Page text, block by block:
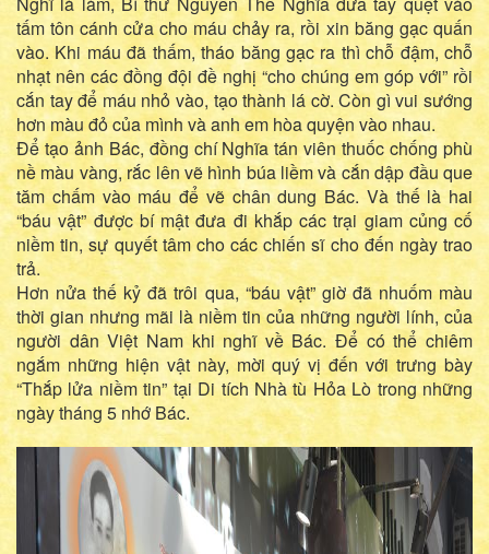
tấm tôn cánh cửa cho máu chảy ra, rồi xin băng gạc quấn
vào. Khi máu đã thấm, tháo băng gạc ra thì chỗ đậm, chỗ
nhạt nên các đồng đội đề nghị “cho chúng em góp với” rồi
cắn tay để máu nhỏ vào, tạo thành lá cờ. Còn gì vui sướng
hơn màu đỏ của mình và anh em hòa quyện vào nhau.
Để tạo ảnh Bác, đồng chí Nghĩa tán viên thuốc chống phù
nề màu vàng, rắc lên vẽ hình búa liềm và cắn dập đầu que
tăm chấm vào máu để vẽ chân dung Bác. Và thế là hai
“báu vật” được bí mật đưa đi khắp các trại giam củng cố
niềm tin, sự quyết tâm cho các chiến sĩ cho đến ngày trao
trả.
Hơn nửa thế kỷ đã trôi qua, “báu vật” giờ đã nhuốm màu
thời gian nhưng mãi là niềm tin của những người lính, của
người dân Việt Nam khi nghĩ về Bác. Để có thể chiêm
ngắm những hiện vật này, mời quý vị đến với trưng bày
“Thắp lửa niềm tin” tại Di tích Nhà tù Hỏa Lò trong những
ngày tháng 5 nhớ Bác.